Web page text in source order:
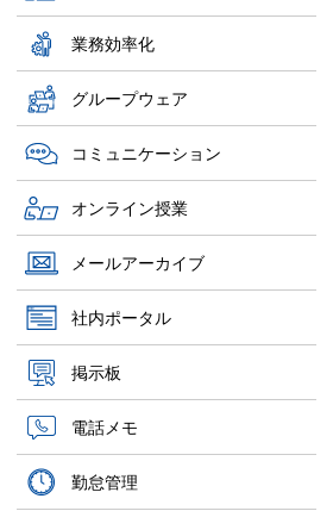
業務効率化
グループウェア
コミュニケーション
オンライン授業
メールアーカイブ
社内ポータル
掲示板
電話メモ
勤怠管理